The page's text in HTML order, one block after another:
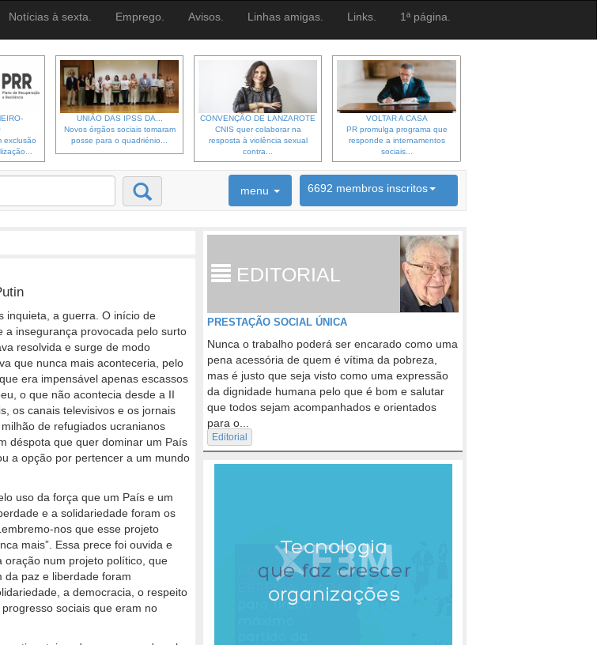
Notícias à sexta. Emprego. Avisos. Linhas amigas. Links. 1ª página.
exclusão
UNIÃO DAS IPSS DA...
Novos órgãos sociais tomaram
posse para o quadriénio...
CONVENÇÃO DE LANZAROTE
CNIS quer colaborar na
resposta à violência sexual
contra...
VOLTAR A CASA
PR promulga programa que
responde a internamentos
sociais...
menu 6692 membros inscritos
inquieta, a guerra. O início de
insegurança provocada pelo surto
resolvida e surge de modo
que nunca mais aconteceria, pelo
era impensável apenas escassos
o que não acontecia desde a II
os canais televisivos e os jornais
de refugiados ucranianos
déspota que quer dominar um País
a opção por pertencer a um mundo
uso da força que um País e um
e a solidariedade foram os
nos que esse projeto
mais”. Essa prece foi ouvida e
oração num projeto político, que
da paz e liberdade foram
a democracia, o respeito
sociais que eram no
EDITORIAL
PRESTAÇÃO SOCIAL ÚNICA
Nunca o trabalho poderá ser encarado como uma
pena acessória de quem é vítima da pobreza,
mas é justo que seja visto como uma expressão
da dignidade humana pelo que é bom e salutar
que todos sejam acompanhados e orientados
para o...
Editorial